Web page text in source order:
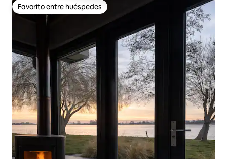
Favorito entre huéspedes
Favorito entre huéspedes